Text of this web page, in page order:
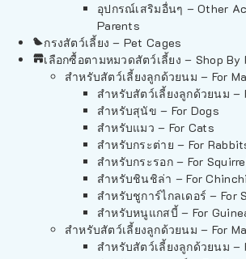
อุปกรณ์เสริมอื่นๆ – Other
Parents
กรงสัตว์เลี้ยง – Pet Cages
เลือกซื้อตามหมวดสัตว์เลี้ยง – Shop By
สำหรับสัตว์เลี้ยงลูกด้วยนม – For
สำหรับสัตว์เลี้ยงลูกด้วยนม –
สำหรับสุนัข – For Dogs
สำหรับแมว – For Cats
สำหรับกระต่าย – For
สำหรับกระรอก – For
สำหรับชินชิล่า – For
สำหรับชูการ์ไกลเดอร์ – For
สำหรับหนูแกสบี้ – For
สำหรับสัตว์เลี้ยงลูกด้วยนม – For
สำหรับสัตว์เลี้ยงลูกด้วยนม –